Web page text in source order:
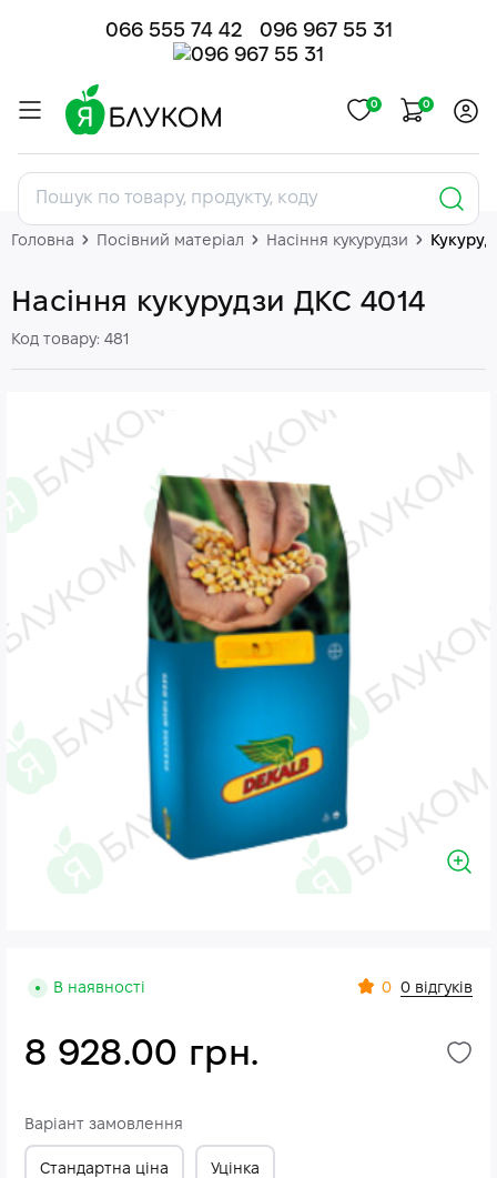
066 555 74 42 096 967 55 31
0 0
Головна Посівний матеріал Насіння кукурудзи
Насіння кукурудзи ДКС 4014
Код товару: 481
В наявності 0 0 відгуків
8 928.00 грн.
Варіант замовлення
Стандартна ціна Уцінка